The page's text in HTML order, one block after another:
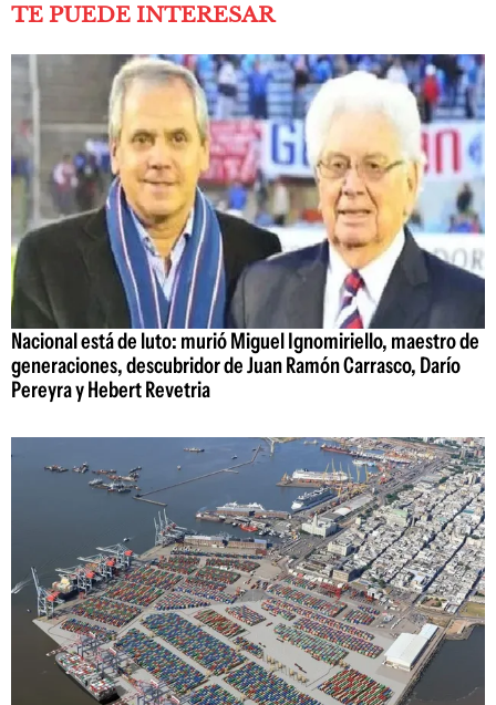
TE PUEDE INTERESAR
Nacional está de luto: murió Miguel Ignomiriello, maestro de
generaciones, descubridor de Juan Ramón Carrasco, Darío
Pereyra y Hebert Revetria